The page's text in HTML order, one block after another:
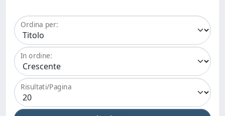
Ordina per:
In ordine:
Risultati/Pagina